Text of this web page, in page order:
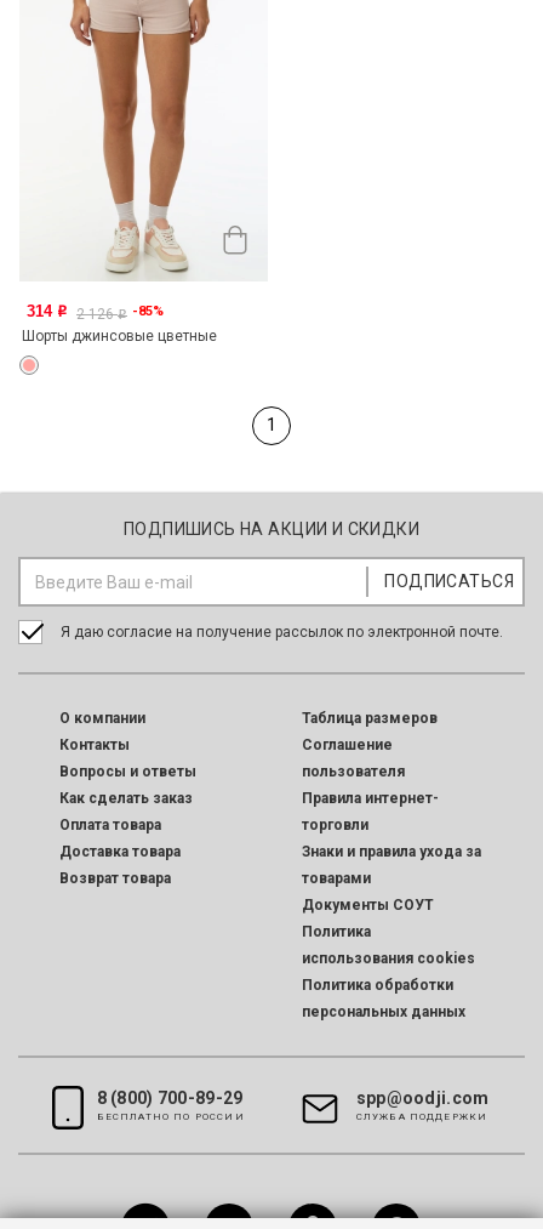
314 o 2 126o -85%
Шорты джинсовые цветные
1
ПОДПИШИСЬ НА АКЦИИ И СКИДКИ
Я даю согласие на получение рассылок по электронной почте.
O компании
Контакты
Вопросы и ответы
Как сделать заказ
Оплата товара
Доставка товара
Возврат товара
Таблица размеров
Соглашение
пользователя
Правила интернет-
торговли
Знаки и правила ухода за
товарами
Документы СОУТ
Политика
использования cookies
Политика обработки
персональных данных
8 (800) 700-89-29
БЕСПЛАТНО ПО РОССИИ
spp@oodji.com
CЛУЖБА ПОДДЕРЖКИ